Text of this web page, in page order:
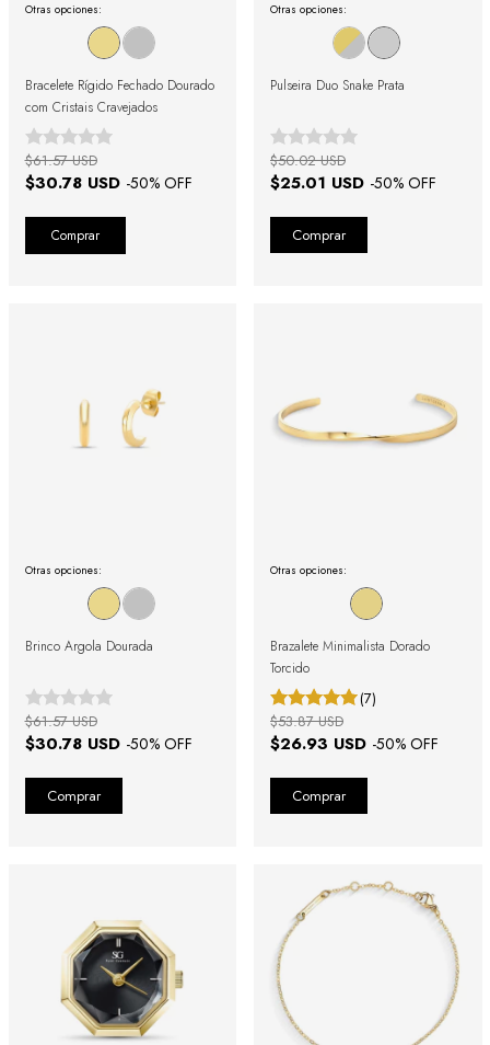
Otras opciones:
Bracelete Rígido Fechado Dourado
com Cristais Cravejados
$30.78 USD -50% OFF
$61.57 USD
Comprar
Otras opciones:
Pulseira Duo Snake Prata
$25.01 USD -50% OFF
$50.02 USD
Otras opciones:
Brinco Argola Dourada
$30.78 USD -50% OFF
$61.57 USD
Otras opciones:
Brazalete Minimalista Dorado
Torcido
(7)
$26.93 USD -50% OFF
$53.87 USD